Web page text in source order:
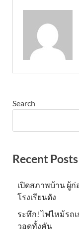
Search
Recent Posts
เปิดสภาพบ้าน ผู้
โรงเรียนดัง
ระทึก! ไฟไหม้รถ
วอดทั้งคัน